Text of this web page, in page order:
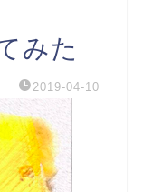
みた
2019-04-10